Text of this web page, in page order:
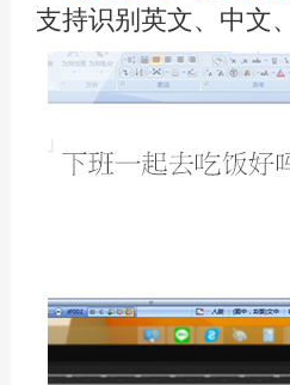
支持识别英文、中文